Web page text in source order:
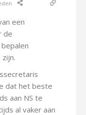
een
de
dat het beste
aan NS te
al vaker aan